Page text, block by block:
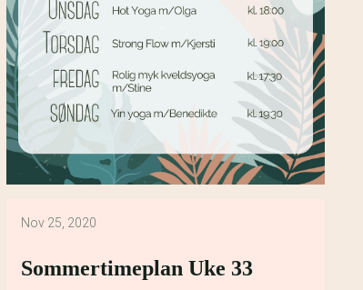
Nov 25, 2020
Sommertimeplan Uke 33